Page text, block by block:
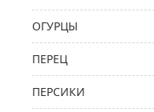
ОГУРЦЫ
ПЕРЕЦ
ПЕРСИКИ